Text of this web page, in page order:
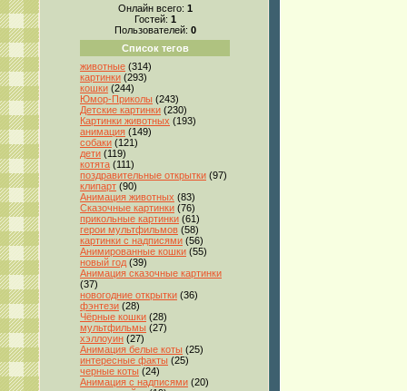
Онлайн всего: 1
Гостей: 1
Пользователей: 0
Список тегов
животные (314)
картинки (293)
кошки (244)
Юмор-Приколы (243)
Детские картинки (230)
Картинки животных (193)
анимация (149)
собаки (121)
дети (119)
котята (111)
поздравительные открытки (97)
клипарт (90)
Анимация животных (83)
Сказочные картинки (76)
прикольные картинки (61)
герои мультфильмов (58)
картинки с надписями (56)
Анимированные кошки (55)
новый год (39)
Анимация сказочные картинки
(37)
новогодние открытки (36)
фэнтези (28)
Чёрные кошки (28)
мультфильмы (27)
хэллоуин (27)
Анимация белые коты (25)
интересные факты (25)
черные коты (24)
Анимация с надписями (20)